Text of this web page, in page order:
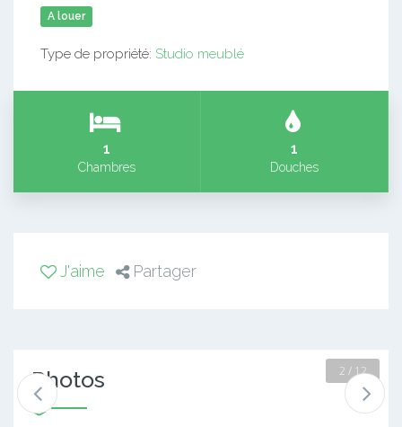
A louer
Type de propriété: Studio meublé
1
Chambres
1
Douches
J'aime Partager
Photos 2 / 12